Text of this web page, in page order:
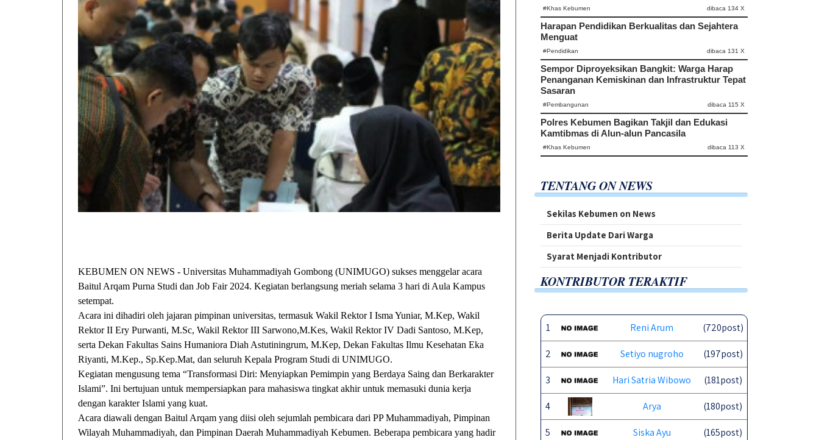
KEBUMEN ON NEWS - Universitas Muhammadiyah Gombong (UNIMUGO) sukses menggelar acara
Baitul Arqam Purna Studi dan Job Fair 2024. Kegiatan berlangsung meriah selama 3 hari di Aula Kampus
setempat.
Acara ini dihadiri oleh jajaran pimpinan universitas, termasuk Wakil Rektor I Isma Yuniar, M.Kep, Wakil
Rektor II Ery Purwanti, M.Sc, Wakil Rektor III Sarwono,M.Kes, Wakil Rektor IV Dadi Santoso, M.Kep,
serta Dekan Fakultas Sains Humaniora Diah Astutiningrum, M.Kep, Dekan Fakultas Ilmu Kesehatan Eka
Riyanti, M.Kep., Sp.Kep.Mat, dan seluruh Kepala Program Studi di UNIMUGO.
Kegiatan mengusung tema “Transformasi Diri: Menyiapkan Pemimpin yang Berdaya Saing dan Berkarakter
Islami”. Ini bertujuan untuk mempersiapkan para mahasiswa tingkat akhir untuk memasuki dunia kerja
dengan karakter Islami yang kuat.
Acara diawali dengan Baitul Arqam yang diisi oleh sejumlah pembicara dari PP Muhammadiyah, Pimpinan
Wilayah Muhammadiyah, dan Pimpinan Daerah Muhammadiyah Kebumen. Beberapa pembicara yang hadir
#Khas Kebumen dibaca 134 X
Harapan Pendidikan Berkualitas dan Sejahtera
Menguat
#Pendidikan dibaca 131 X
Sempor Diproyeksikan Bangkit: Warga Harap
Penanganan Kemiskinan dan Infrastruktur Tepat
Sasaran
#Pembangunan dibaca 115 X
Polres Kebumen Bagikan Takjil dan Edukasi
Kamtibmas di Alun-alun Pancasila
#Khas Kebumen dibaca 113 X
TENTANG ON NEWS
Sekilas Kebumen on News
Berita Update Dari Warga
Syarat Menjadi Kontributor
KONTRIBUTOR TERAKTIF
1 Reni Arum (720post)
2 Setiyo nugroho (197post)
3 Hari Satria Wibowo (181post)
4 Arya (180post)
5 Siska Ayu (165post)